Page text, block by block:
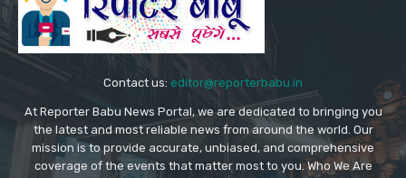
Contact us: editor@reporterbabu.in
At Reporter Babu News Portal, we are dedicated to bringing you
the latest and most reliable news from around the world. Our
mission is to provide accurate, unbiased, and comprehensive
coverage of the events that matter most to you. Who We Are